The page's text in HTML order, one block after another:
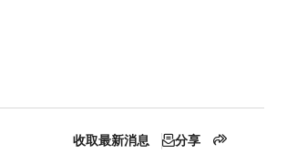
收取最新消息 分享